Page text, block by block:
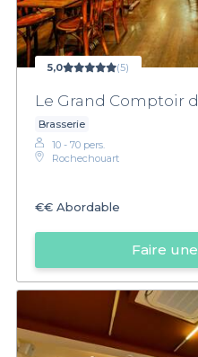
5,0 (5)
Le Grand Comptoir
Brasserie
10 - 70 pers.
Rochechouart
€€ Abordable
Faire